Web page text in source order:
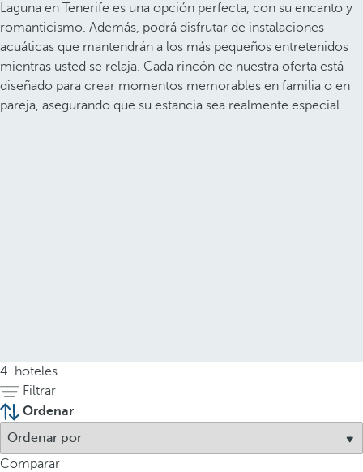
Laguna en Tenerife es una opción perfecta, con su encanto y
romanticismo. Además, podrá disfrutar de instalaciones
acuáticas que mantendrán a los más pequeños entretenidos
mientras usted se relaja. Cada rincón de nuestra oferta está
diseñado para crear momentos memorables en familia o en
pareja, asegurando que su estancia sea realmente especial.
4
hoteles
Filtrar
Ordenar
Comparar